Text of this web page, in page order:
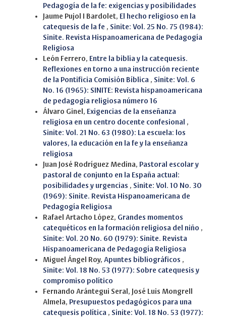
Pedagogía de la fe: exigencias y posibilidades
Jaume Pujol I Bardolet, El hecho religioso en la
catequesis de la fe , Sinite: Vol. 25 No. 75 (1984):
Sinite. Revista Hispanoamericana de Pedagogía
Religiosa
León Ferrero, Entre la biblia y la catequesis.
Reflexiones en torno a una instrucción reciente
de la Pontificia Comisión Bíblica , Sinite: Vol. 6
No. 16 (1965): SINITE: Revista hispanoamericana
de pedagogía religiosa número 16
Álvaro Ginel, Exigencias de la enseñanza
religiosa en un centro docente confesional ,
Sinite: Vol. 21 No. 63 (1980): La escuela: los
valores, la educación en la fe y la enseñanza
religiosa
Juan José Rodríguez Medina, Pastoral escolar y
pastoral de conjunto en la España actual:
posibilidades y urgencias , Sinite: Vol. 10 No. 30
(1969): Sinite. Revista Hispanoamericana de
Pedagogía Religiosa
Rafael Artacho López, Grandes momentos
catequéticos en la formación religiosa del niño ,
Sinite: Vol. 20 No. 60 (1979): Sinite. Revista
Hispanoamericana de Pedagogía Religiosa
Miguel Ángel Roy, Apuntes bibliográficos ,
Sinite: Vol. 18 No. 53 (1977): Sobre catequesis y
compromiso político
Fernando Arántegui Seral, José Luis Mongrell
Almela, Presupuestos pedagógicos para una
catequesis política , Sinite: Vol. 18 No. 53 (1977):